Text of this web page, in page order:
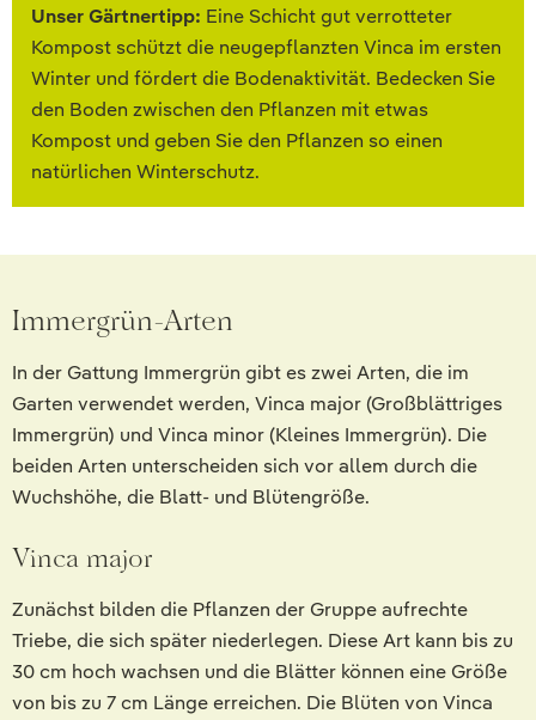
Unser Gärtnertipp: Eine Schicht gut verrotteter
Kompost schützt die neugepflanzten Vinca im ersten
Winter und fördert die Bodenaktivität. Bedecken Sie
den Boden zwischen den Pflanzen mit etwas
Kompost und geben Sie den Pflanzen so einen
natürlichen Winterschutz.
Immergrün-Arten
In der Gattung Immergrün gibt es zwei Arten, die im
Garten verwendet werden, Vinca major (Großblättriges
Immergrün) und Vinca minor (Kleines Immergrün). Die
beiden Arten unterscheiden sich vor allem durch die
Wuchshöhe, die Blatt- und Blütengröße.
Vinca major
Zunächst bilden die Pflanzen der Gruppe aufrechte
Triebe, die sich später niederlegen. Diese Art kann bis zu
30 cm hoch wachsen und die Blätter können eine Größe
von bis zu 7 cm Länge erreichen. Die Blüten von Vinca